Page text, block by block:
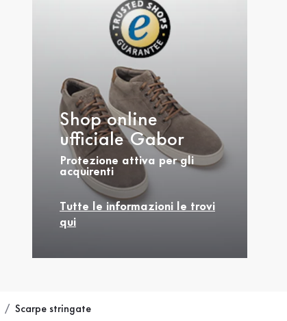
Shop online
ufficiale Gabor
Protezione attiva per gli
acquirenti
Tutte le informazioni le trovi
qui
Scarpe stringate